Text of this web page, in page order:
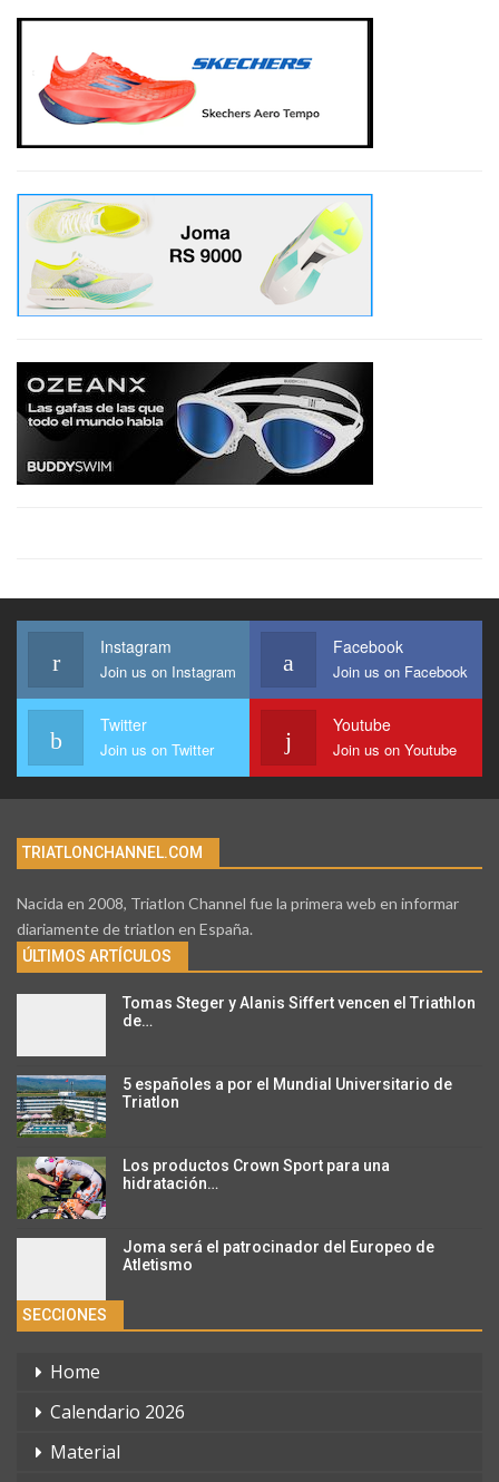
Instagram
Join us on Instagram
Facebook
Join us on Facebook
Twitter
Join us on Twitter
Youtube
Join us on Youtube
TRIATLONCHANNEL.COM
Nacida en 2008, Triatlon Channel fue la primera web en informar
diariamente de triatlon en España.
ÚLTIMOS ARTÍCULOS
Tomas Steger y Alanis Siffert vencen el Triathlon
de…
5 españoles a por el Mundial Universitario de
Triatlon
Los productos Crown Sport para una
hidratación…
Joma será el patrocinador del Europeo de
Atletismo
SECCIONES
Home
Calendario 2026
Material